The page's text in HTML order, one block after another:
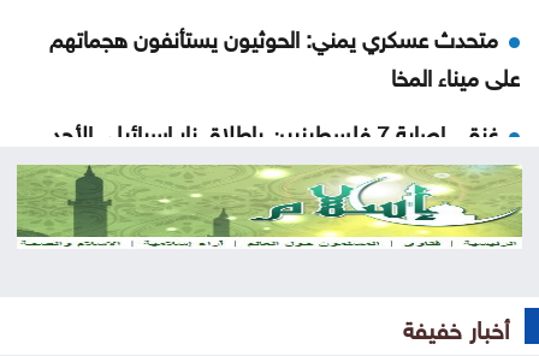
متحدث عسكري يمني: الحوثيون يستأنفون هجماتهم
على ميناء المخا
غزة .. إصابة 7 فلسطينيين بإطلاق نار إسرائيلي الأحد
إيران .. تعيين محسن رضائي أمينا عاما للمجلس الأعلى
للأمن القومي
القتال في 3 جبهات
أخبار خفيفة